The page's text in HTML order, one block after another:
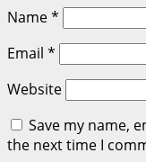
Name*
Email *
Website
Save my name,
the next time I